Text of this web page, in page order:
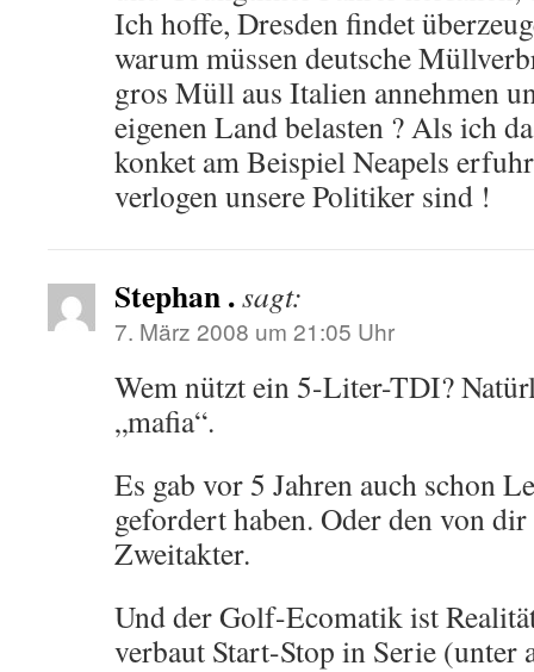
Ich hoffe, Dresden findet
warum müssen deutsche
gros Müll aus Italien annehmen
eigenen Land belasten ? Als ich
konket am Beispiel Neapels
verlogen unsere Politiker sind !
Stephan .sagt:
7. März 2008 um 21:05 Uhr
Wem nützt ein 5-Liter-TDI?
„mafia“.
Es gab vor 5 Jahren auch schon
gefordert haben. Oder den von
Zweitakter.
Und der Golf-Ecomatik ist
verbaut Start-Stop in Serie (unter